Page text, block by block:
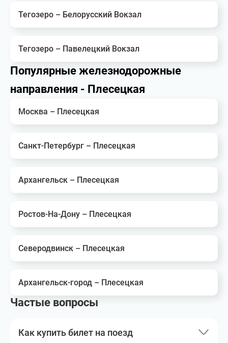
Тегозеро – Белорусский Вокзал
Тегозеро – Павелецкий Вокзал
Популярные железнодорожные
направления - Плесецкая
Москва – Плесецкая
Санкт-Петербург – Плесецкая
Архангельск – Плесецкая
Ростов-На-Дону – Плесецкая
Северодвинск – Плесецкая
Архангельск-город – Плесецкая
Частые вопросы
Как купить билет на поезд